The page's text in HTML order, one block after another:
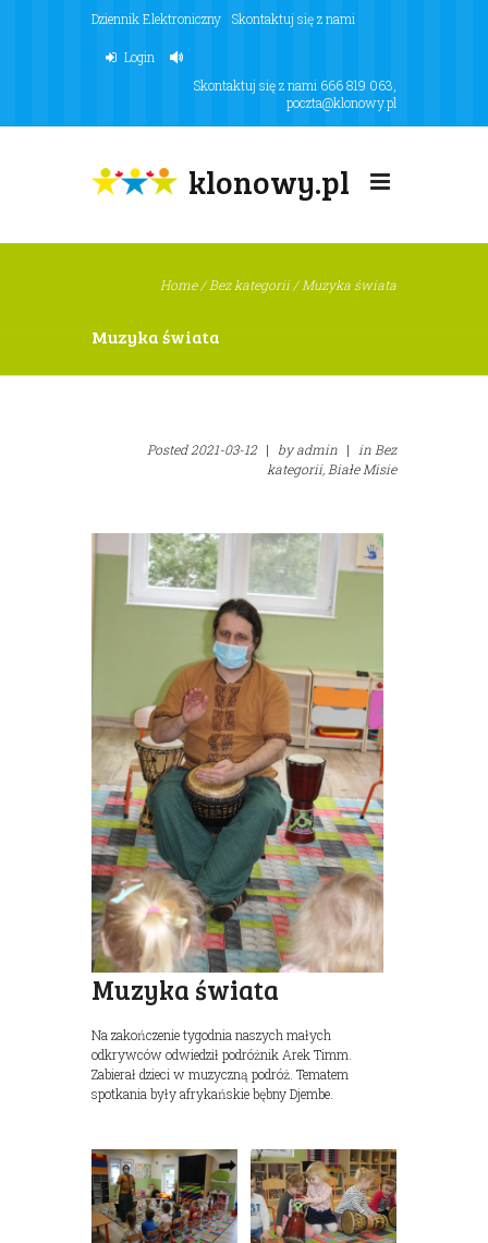
Dziennik Elektroniczny Skontaktuj się z nami
Login
Skontaktuj się z nami 666 819 063
poczta@klonowy.pl
klonowy.pl
Home/Bez kategorii/Muzyka świata
Muzyka świata
Posted2021-03-12 | byadmin | inBez
kategorii,Białe Misie
Muzyka świata
Na zakończenie tygodnia naszych małych
odkrywców odwiedził podróżnik Arek Timm.
Zabierał dzieci w muzyczną podróż. Tematem
spotkania były afrykańskie bębny Djembe.